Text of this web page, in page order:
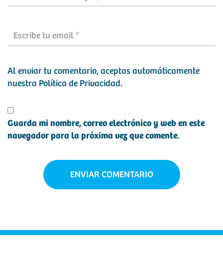
Al enviar tu comentario, aceptas automáticamente
nuestra Política de Privacidad.
Guarda mi nombre, correo electrónico y web en este
navegador para la próxima vez que comente.